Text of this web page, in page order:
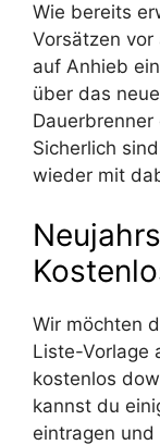
Wie bereits
Vorsätzen vor
auf Anhieb
über das
Sicherlich
wieder mit
Wir möchten
Liste-Vorlage
kostenlos
kannst du
eintragen